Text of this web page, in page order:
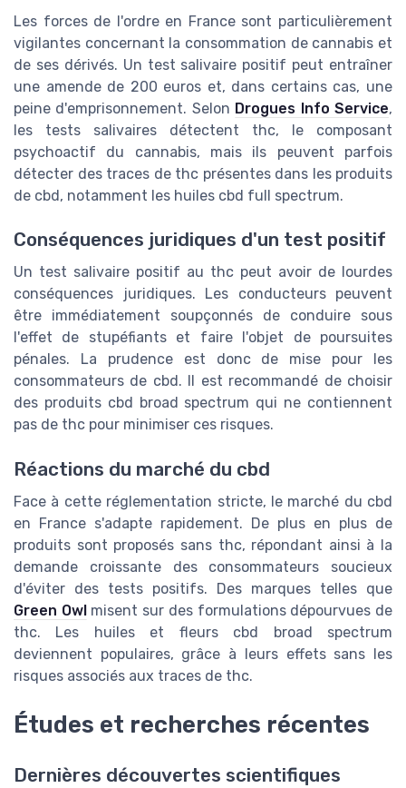
Les forces de l'ordre en France sont particulièrement
vigilantes concernant la consommation de cannabis et
de ses dérivés. Un test salivaire positif peut entraîner
une amende de 200 euros et, dans certains cas, une
peine d'emprisonnement. Selon Drogues Info Service,
les tests salivaires détectent thc, le composant
psychoactif du cannabis, mais ils peuvent parfois
détecter des traces de thc présentes dans les produits
de cbd, notamment les huiles cbd full spectrum.
Conséquences juridiques d'un test positif
Un test salivaire positif au thc peut avoir de lourdes
conséquences juridiques. Les conducteurs peuvent
être immédiatement soupçonnés de conduire sous
l'effet de stupéfiants et faire l'objet de poursuites
pénales. La prudence est donc de mise pour les
consommateurs de cbd. Il est recommandé de choisir
des produits cbd broad spectrum qui ne contiennent
pas de thc pour minimiser ces risques.
Réactions du marché du cbd
Face à cette réglementation stricte, le marché du cbd
en France s'adapte rapidement. De plus en plus de
produits sont proposés sans thc, répondant ainsi à la
demande croissante des consommateurs soucieux
d'éviter des tests positifs. Des marques telles que
Green Owlmisent sur des formulations dépourvues de
thc. Les huiles et fleurs cbd broad spectrum
deviennent populaires, grâce à leurs effets sans les
risques associés aux traces de thc.
Études et recherches récentes
Dernières découvertes scientifiques